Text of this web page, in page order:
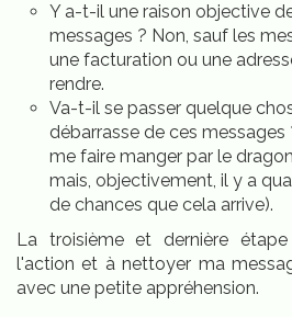
Y a-t-il une raison objective
messages ? Non, sauf les
une facturation ou une
rendre.
Va-t-il se passer quelque
débarrasse de ces messages
me faire manger par le
mais, objectivement, il y a
de chances que cela arrive).
La troisième et dernière
l'action et à nettoyer ma
avec une petite appréhension.